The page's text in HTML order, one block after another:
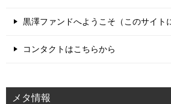
黒澤ファンドへようこそ（このサイト
コンタクトはこちらから
メタ情報